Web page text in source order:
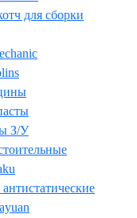
для сборки
З/У